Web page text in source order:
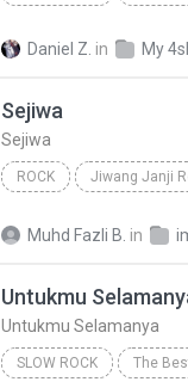
Daniel Z. in My
Sejiwa
Sejiwa
ROCK Jiwang Janji
Muhd Fazli B. in
Untukmu
Untukmu Selamanya
SLOW ROCK The